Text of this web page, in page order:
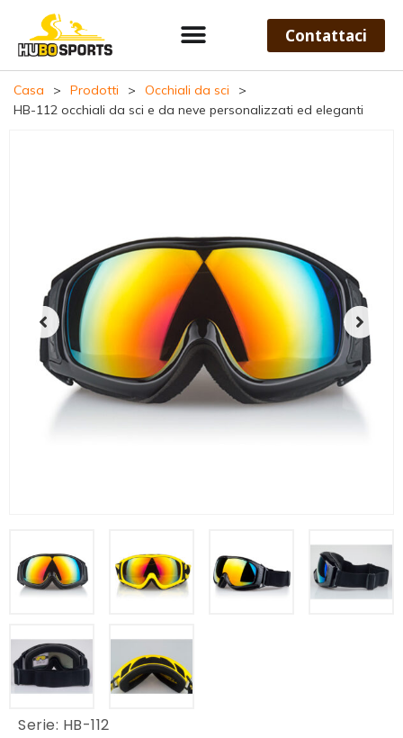
Contattaci
Casa > Prodotti > Occhiali da sci
>
HB-112 occhiali da sci e da neve personalizzati ed eleganti
Serie: HB-112